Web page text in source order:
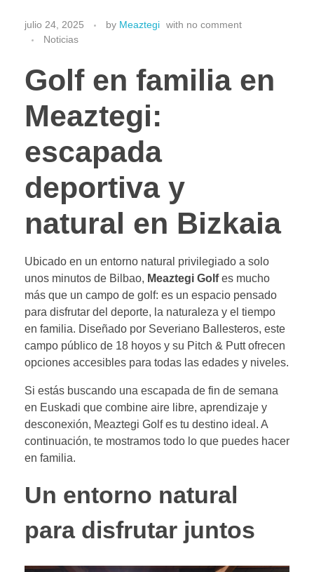
julio 24, 2025 by Meaztegi with no comment
Noticias
Golf en familia en
Meaztegi:
escapada
deportiva y
natural en Bizkaia
Ubicado en un entorno natural privilegiado a solo
unos minutos de Bilbao, Meaztegi Golfes mucho
más que un campo de golf: es un espacio pensado
para disfrutar del deporte, la naturaleza y el tiempo
en familia. Diseñado por Severiano Ballesteros, este
campo público de 18 hoyos y su Pitch & Putt ofrecen
opciones accesibles para todas las edades y niveles.
Si estás buscando una escapada de fin de semana
en Euskadi que combine aire libre, aprendizaje y
desconexión, Meaztegi Golf es tu destino ideal. A
continuación, te mostramos todo lo que puedes hacer
en familia.
Un entorno natural
para disfrutar juntos